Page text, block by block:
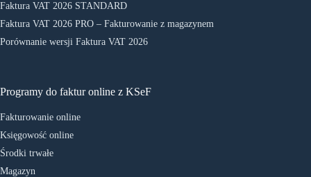
Faktura VAT 2026 STANDARD
Faktura VAT 2026 PRO – Fakturowanie z magazynem
Porównanie wersji Faktura VAT 2026
Programy do faktur online z KSeF
Fakturowanie online
Księgowość online
Środki trwałe
Magazyn